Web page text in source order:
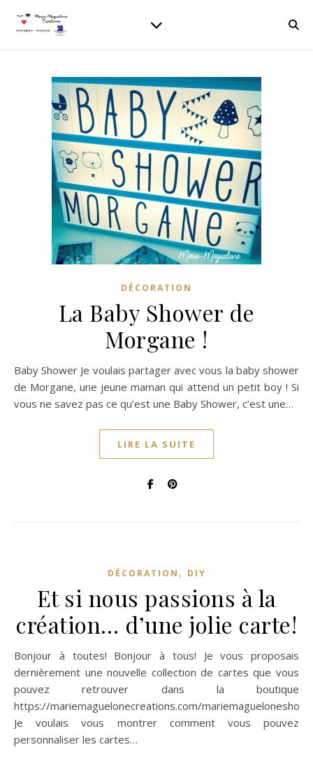
DÉCORATION
La Baby Shower de
Morgane !
Baby Shower Je voulais partager avec vous la baby shower
de Morgane, une jeune maman qui attend un petit boy ! Si
vous ne savez pas ce qu’est une Baby Shower, c’est une…
LIRE LA SUITE
DÉCORATION , DIY
Et si nous passions à la
création… d’une jolie carte!
Bonjour à toutes! Bonjour à tous! Je vous proposais
dernièrement une nouvelle collection de cartes que vous
pouvez retrouver dans la boutique
https://mariemaguelonecreations.com/mariemagueloneshop/
Je voulais vous montrer comment vous pouvez
personnaliser les cartes…